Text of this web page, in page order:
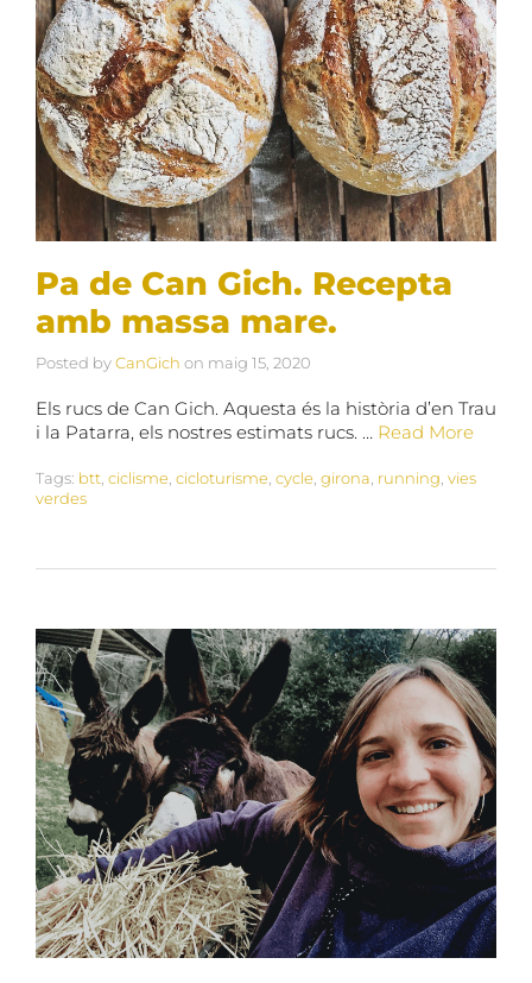
Pa de Can Gich. Recepta
amb massa mare.
Posted byCanGich on maig 15, 2020
Els rucs de Can Gich. Aquesta és la història d’en Trau
i la Patarra, els nostres estimats rucs. … Read More
Tags: btt ciclisme cicloturisme cycle girona running vies
verdes